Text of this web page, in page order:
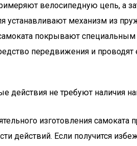
велосипедную цепь, а
устанавливают механизм из
покрывают
передвижения и проводят
действия не требуют наличия
изготовления
действий. Если получится